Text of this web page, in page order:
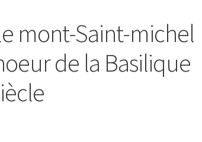
mont-Saint-michel
de la Basilique